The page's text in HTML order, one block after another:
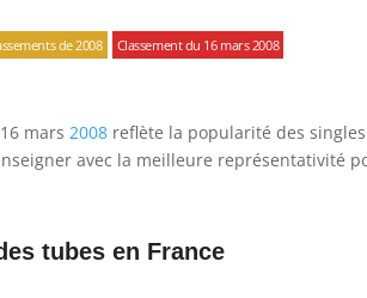
de 2008 Classement du 16 mars 2008
mars 2008 reflète la popularité des
avec la meilleure représentativité
tubes en France